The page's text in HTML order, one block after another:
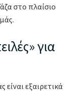
στο πλαίσιο
για
είναι εξαιρετικά